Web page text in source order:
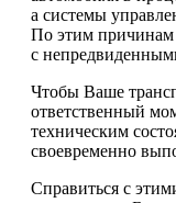
а системы
По этим причинам
с
Чтобы Ваше
ответственный
техническим
своевременно
Справиться с